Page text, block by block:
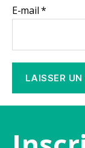
E-mail*